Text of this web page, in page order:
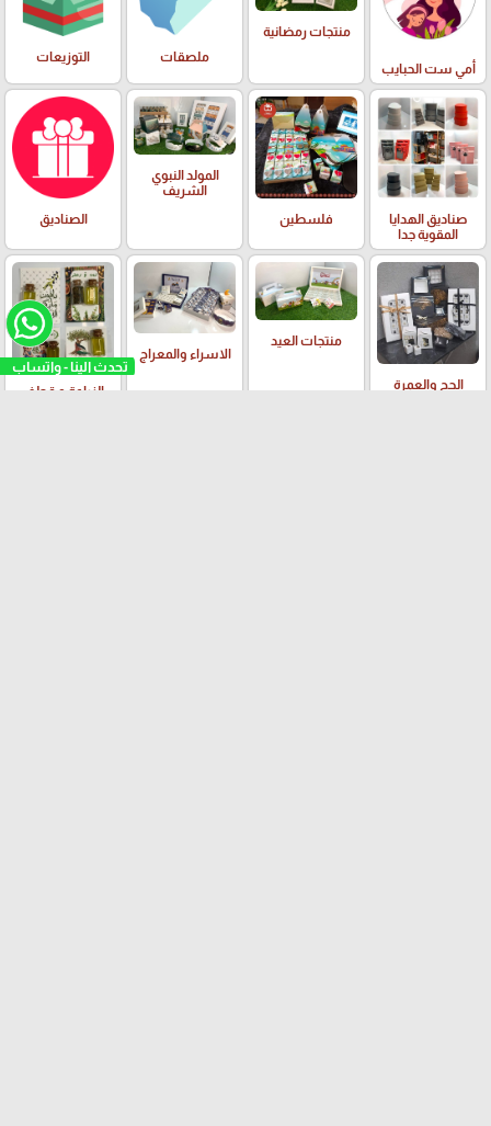
أمي ست الحبايب
منتجات رمضانية
ملصقات
التوزيعات
صناديق الهدايا
المقوية جدا
فلسطين
المولد النبوي
الشريف
الصناديق
الحج والعمرة
منتجات العيد
الاسراء والمعراج
الزراعة و قطف